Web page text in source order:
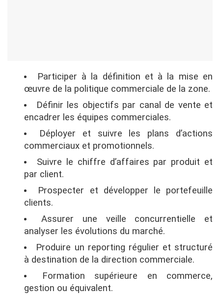
Participer à la définition et à la mise en
œuvre de la politique commerciale de la zone.
Définir les objectifs par canal de vente et
encadrer les équipes commerciales.
Déployer et suivre les plans d’actions
commerciaux et promotionnels.
Suivre le chiffre d’affaires par produit et
par client.
Prospecter et développer le portefeuille
clients.
Assurer une veille concurrentielle et
analyser les évolutions du marché.
Produire un reporting régulier et structuré
à destination de la direction commerciale.
Formation supérieure en commerce,
gestion ou équivalent.